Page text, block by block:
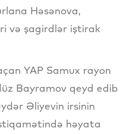
Həsənova,
və şagirdlər iştirak
YAP Samux rayon
Bayramov qeyd edib
Əliyevin irsinin
həyata